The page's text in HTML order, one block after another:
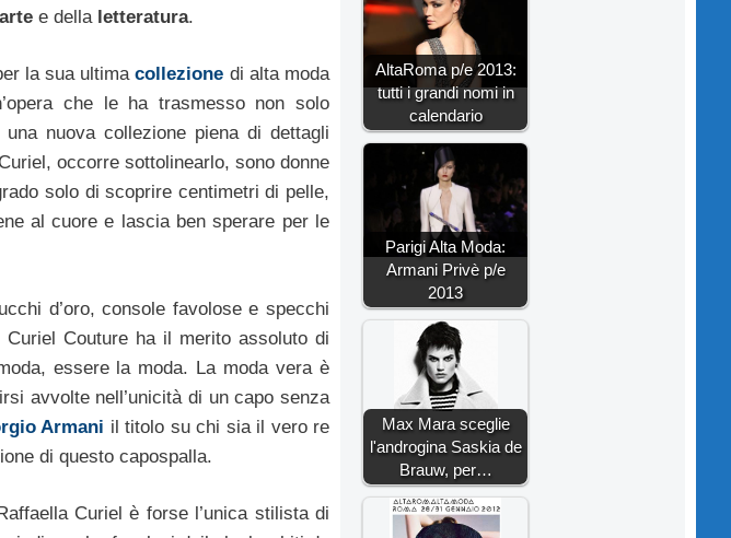
arte e della letteratura.
la sua ultimacollezione di alta moda
che le ha trasmesso non solo
una nuova collezione piena di dettagli
occorre sottolinearlo, sono donne
solo di scoprire centimetri di pelle,
al cuore e lascia ben sperare per le
d’oro, console favolose e specchi
Couture ha il merito assoluto di
essere la moda. La moda vera è
avvolte nell’unicità di un capo senza
Armani il titolo su chi sia il vero re
di questo capospalla.
Curiel è forse l’unica stilista di
AltaRoma p/e 2013:
tutti i grandi nomi in
calendario
Parigi Alta Moda:
Armani Privè p/e
2013
Max Mara sceglie
l'androgina Saskia de
Brauw, per…